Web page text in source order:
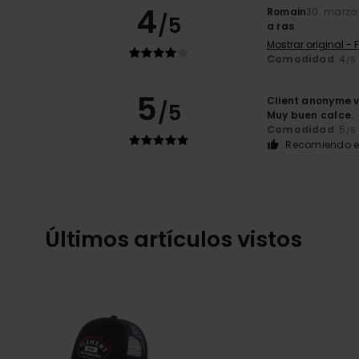
4/5 Romain30.
a ras
Mostrar original -
Comodidad: 4 /5
5/5
Client anonyme
Muy buen calce.
Comodidad: 5 /5
Recomiendo
Últimos artículos vistos